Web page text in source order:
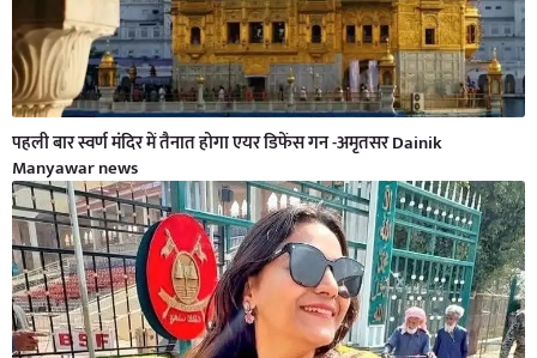
पहली बार स्वर्ण मंदिर में तैनात होगा एयर डिफेंस गन -अमृतसर Dainik
Manyawar news